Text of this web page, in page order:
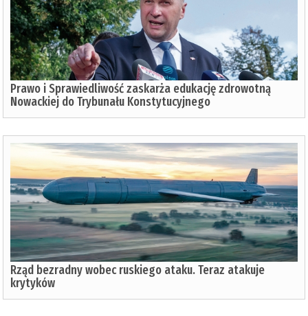
Prawo i Sprawiedliwość zaskarża edukację zdrowotną
Nowackiej do Trybunału Konstytucyjnego
Rząd bezradny wobec ruskiego ataku. Teraz atakuje
krytyków